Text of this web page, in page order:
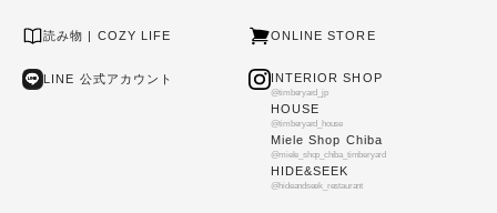
読み物 | COZY LIFE ONLINE STORE
LINE 公式アカウント INTERIOR SHOP
@timberyard_jp
HOUSE
@timberyard_house
Miele Shop Chiba
@miele_shop_chiba_timberyard
HIDE&SEEK
@hideandseek_restaurant